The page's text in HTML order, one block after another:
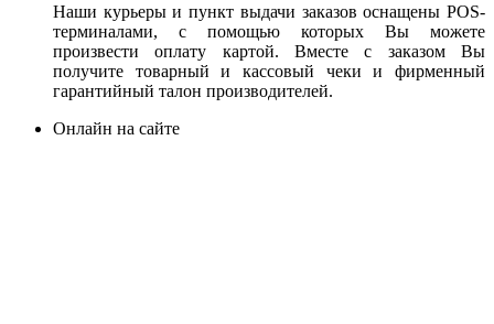
Наши курьеры и пункт выдачи заказов оснащены POS-
терминалами, с помощью которых Вы можете
произвести оплату картой. Вместе с заказом Вы
получите товарный и кассовый чеки и фирменный
гарантийный талон производителей.
Онлайн на сайте